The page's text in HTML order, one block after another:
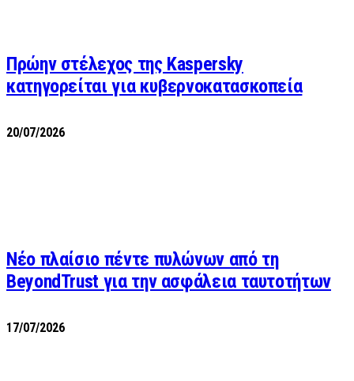
Πρώην στέλεχος της Kaspersky
κατηγορείται για κυβερνοκατασκοπεία
20/07/2026
Νέο πλαίσιο πέντε πυλώνων από τη
BeyondTrust για την ασφάλεια ταυτοτήτων
17/07/2026